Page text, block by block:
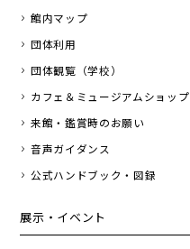
館内マップ
団体利用
団体観覧（学校）
カフェ＆ミュージアムショップ
来館・鑑賞時のお願い
音声ガイダンス
公式ハンドブック・図録
展示・イベント